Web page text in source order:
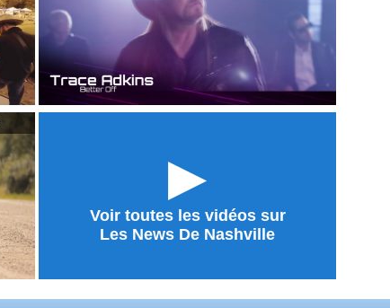
►
Voir toutes les vidéos sur
Les News De Nashville